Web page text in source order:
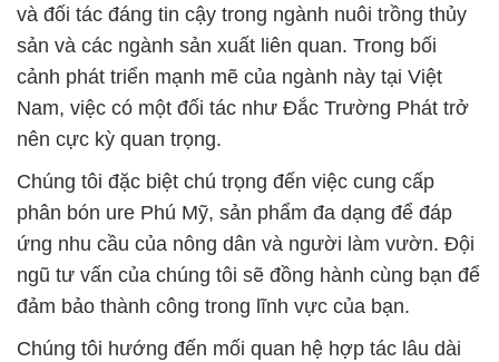
và đối tác đáng tin cậy trong ngành nuôi trồng thủy
sản và các ngành sản xuất liên quan. Trong bối
cảnh phát triển mạnh mẽ của ngành này tại Việt
Nam, việc có một đối tác như Đắc Trường Phát trở
nên cực kỳ quan trọng.
Chúng tôi đặc biệt chú trọng đến việc cung cấp
phân bón ure Phú Mỹ, sản phẩm đa dạng để đáp
ứng nhu cầu của nông dân và người làm vườn. Đội
ngũ tư vấn của chúng tôi sẽ đồng hành cùng bạn để
đảm bảo thành công trong lĩnh vực của bạn.
Chúng tôi hướng đến mối quan hệ hợp tác lâu dài